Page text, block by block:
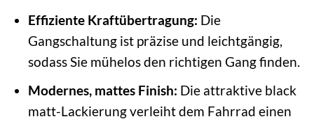
Effiziente Kraftübertragung: Die
Gangschaltung ist präzise und leichtgängig,
sodass Sie mühelos den richtigen Gang finden.
Modernes, mattes Finish: Die attraktive black
matt-Lackierung verleiht dem Fahrrad einen